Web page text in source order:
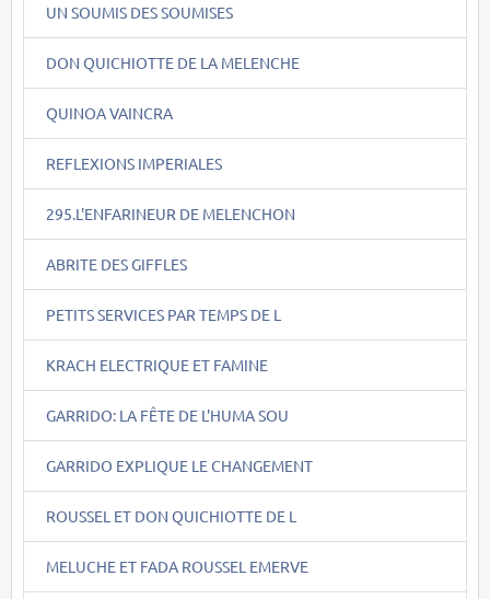
UN SOUMIS DES SOUMISES
DON QUICHIOTTE DE LA MELENCHE
QUINOA VAINCRA
REFLEXIONS IMPERIALES
295.L'ENFARINEUR DE MELENCHON
ABRITE DES GIFFLES
PETITS SERVICES PAR TEMPS DE L
KRACH ELECTRIQUE ET FAMINE
GARRIDO: LA FÊTE DE L'HUMA SOU
GARRIDO EXPLIQUE LE CHANGEMENT
ROUSSEL ET DON QUICHIOTTE DE L
MELUCHE ET FADA ROUSSEL EMERVE